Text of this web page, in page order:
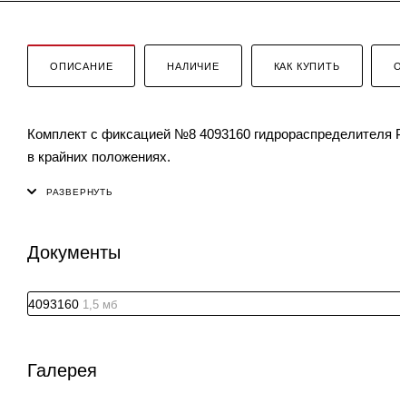
ОПИСАНИЕ НАЛИЧИЕ КАК КУПИТЬ
Комплект с фиксацией №8 4093160 гидрораспределителя
в крайних положениях.
Документы
4093160 1,5 мб
Галерея